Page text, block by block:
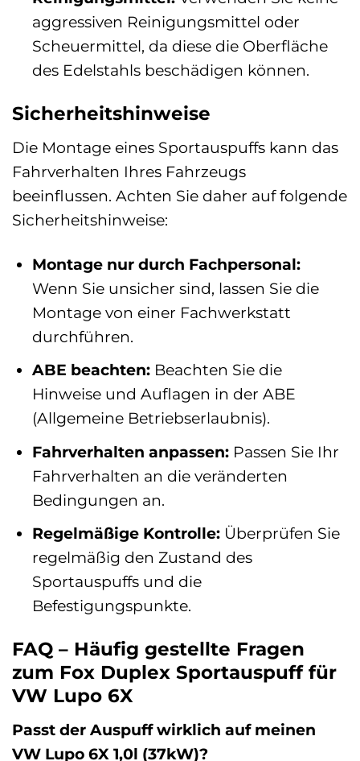
aggressiven Reinigungsmittel oder
Scheuermittel, da diese die Oberfläche
des Edelstahls beschädigen können.
Sicherheitshinweise
Die Montage eines Sportauspuffs kann das
Fahrverhalten Ihres Fahrzeugs
beeinflussen. Achten Sie daher auf folgende
Sicherheitshinweise:
Montage nur durch Fachpersonal:
Wenn Sie unsicher sind, lassen Sie die
Montage von einer Fachwerkstatt
durchführen.
ABE beachten:Beachten Sie die
Hinweise und Auflagen in der ABE
(Allgemeine Betriebserlaubnis).
Fahrverhalten anpassen:Passen Sie Ihr
Fahrverhalten an die veränderten
Bedingungen an.
Regelmäßige Kontrolle:Überprüfen Sie
regelmäßig den Zustand des
Sportauspuffs und die
Befestigungspunkte.
FAQ – Häufig gestellte Fragen
zum Fox Duplex Sportauspuff für
VW Lupo 6X
Passt der Auspuff wirklich auf meinen
VW Lupo 6X 1,0l (37kW)?